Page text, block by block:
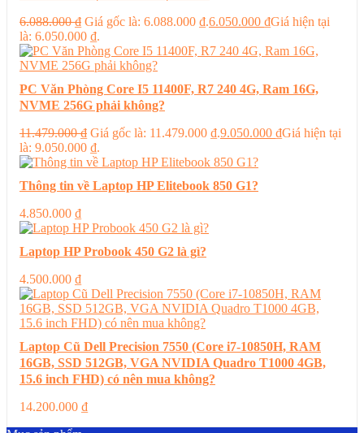
6.088.000₫ Giá gốc là: 6.088.000 ₫.6.050.000 ₫Giá hiện tại
là: 6.050.000 ₫.
PC Văn Phòng Core I5 11400F, R7 240 4G, Ram 16G,
NVME 256G phải không?
11.479.000₫ Giá gốc là: 11.479.000 ₫.9.050.000 ₫Giá hiện tại
là: 9.050.000 ₫.
Thông tin về Laptop HP Elitebook 850 G1?
4.850.000 ₫
Laptop HP Probook 450 G2 là gì?
4.500.000 ₫
Laptop Cũ Dell Precision 7550 (Core i7-10850H, RAM
16GB, SSD 512GB, VGA NVIDIA Quadro T1000 4GB,
15.6 inch FHD) có nên mua không?
14.200.000 ₫